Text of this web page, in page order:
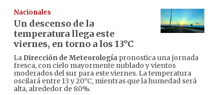
Nacionales
Un descenso de la
temperatura llega este
viernes, en torno a los 13°C
La Dirección de Meteorología pronostica una jornada
fresca, con cielo mayormente nublado y vientos
moderados del sur para este viernes. La temperatura
oscilará entre 13 y 20°C, mientras que la humedad será
alta, alrededor de 80%.